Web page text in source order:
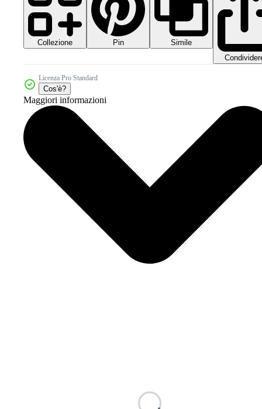
Collezione Pin
Simile
Licenza Pro Standard
Cos'è?
Maggiori informazioni